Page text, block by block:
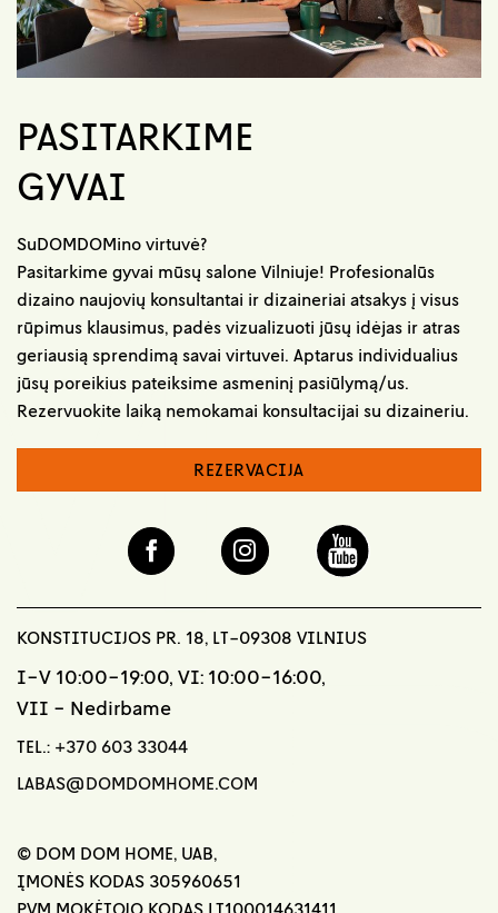
PASITARKIME
GYVAI
SuDOMDOMino virtuvė?
Pasitarkime gyvai mūsų salone Vilniuje! Profesionalūs
dizaino naujovių konsultantai ir dizaineriai atsakys į visus
rūpimus klausimus, padės vizualizuoti jūsų idėjas ir atras
geriausią sprendimą savai virtuvei. Aptarus individualius
jūsų poreikius pateiksime asmeninį pasiūlymą/us.
Rezervuokite laiką nemokamai konsultacijai su dizaineriu.
REZERVACIJA
KONSTITUCIJOS PR. 18, LT-09308 VILNIUS
I-V 10:00-19:00, VI: 10:00-16:00,
VII - Nedirbame
TEL.: +370 603 33044
LABAS@DOMDOMHOME.COM
© DOM DOM HOME, UAB,
ĮMONĖS KODAS 305960651
PVM MOKĖTOJO KODAS LT100014631411